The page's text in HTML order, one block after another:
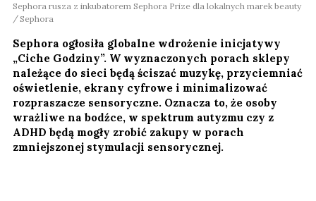
Sephora rusza z inkubatorem Sephora Prize dla lokalnych marek beauty
Sephora
Sephora ogłosiła globalne wdrożenie inicjatywy
„Ciche Godziny”. W wyznaczonych porach sklepy
należące do sieci będą ściszać muzykę, przyciemniać
oświetlenie, ekrany cyfrowe i minimalizować
rozpraszacze sensoryczne. Oznacza to, że osoby
wrażliwe na bodźce, w spektrum autyzmu czy z
ADHD będą mogły zrobić zakupy w porach
zmniejszonej stymulacji sensorycznej.